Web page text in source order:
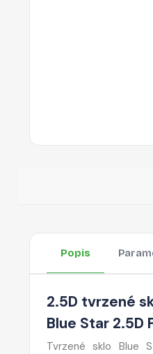
Popis
2.5D tvrzené
Blue Star 2.5D
Tvrzené sklo Blue